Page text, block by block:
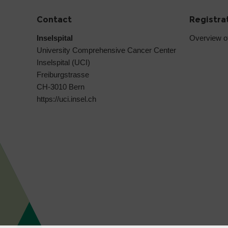
Contact
Inselspital
University Comprehensive Cancer Center
Inselspital (UCI)
Freiburgstrasse
CH-3010 Bern
https://uci.insel.ch
Overview